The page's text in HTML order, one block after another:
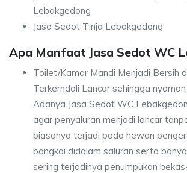
Lebakgedong
Jasa Sedot Tinja Lebakgedong
Apa Manfaat Jasa Sedot WC
Toilet/Kamar Mandi Menjadi Bersih
Terkerndali Lancar sehingga
Adanya Jasa Sedot WC
agar penyaluran menjadi lancar
biasanya terjadi pada hewan
bangkai didalam saluran serta
sering terjadinya penumpukan